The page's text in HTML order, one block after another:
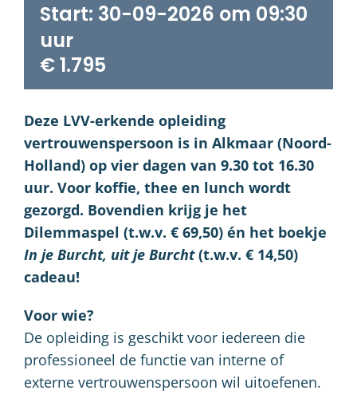
30-09-2026 om 09:30
€ 1.795
Deze LVV-erkende opleiding
vertrouwenspersoon is in Alkmaar (Noord-
Holland) op vier dagen van 9.30 tot 16.30
uur. Voor koffie, thee en lunch wordt
gezorgd. Bovendien krijg je het
Dilemmaspel (t.w.v. € 69,50) én het boekje
In je Burcht, uit je Burcht(t.w.v. € 14,50)
cadeau!
Voor wie?
De opleiding is geschikt voor iedereen die
professioneel de functie van interne of
externe vertrouwenspersoon wil uitoefenen.